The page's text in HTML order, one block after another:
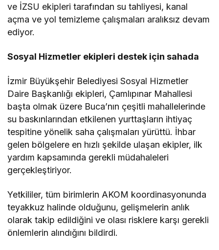
ve İZSU ekipleri tarafından su tahliyesi, kanal
açma ve yol temizleme çalışmaları aralıksız devam
ediyor.
Sosyal Hizmetler ekipleri destek için sahada
İzmir Büyükşehir Belediyesi Sosyal Hizmetler
Daire Başkanlığı ekipleri, Çamlıpınar Mahallesi
başta olmak üzere Buca’nın çeşitli mahallelerinde
su baskınlarından etkilenen yurttaşların ihtiyaç
tespitine yönelik saha çalışmaları yürüttü. İhbar
gelen bölgelere en hızlı şekilde ulaşan ekipler, ilk
yardım kapsamında gerekli müdahaleleri
gerçekleştiriyor.
Yetkililer, tüm birimlerin AKOM koordinasyonunda
teyakkuz halinde olduğunu, gelişmelerin anlık
olarak takip edildiğini ve olası risklere karşı gerekli
önlemlerin alındığını bildirdi.